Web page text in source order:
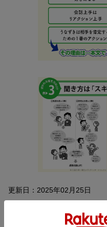
更新日：2025年02月25日
内容紹介（JPROより）